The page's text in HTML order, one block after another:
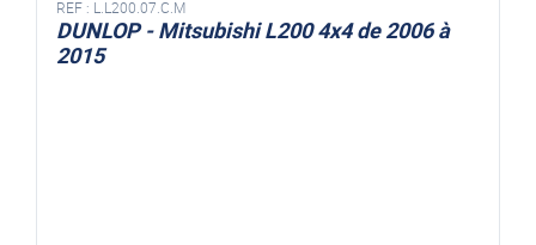
REF : L.L200.07.C.M
DUNLOP - Mitsubishi L200 4x4 de 2006 à
2015